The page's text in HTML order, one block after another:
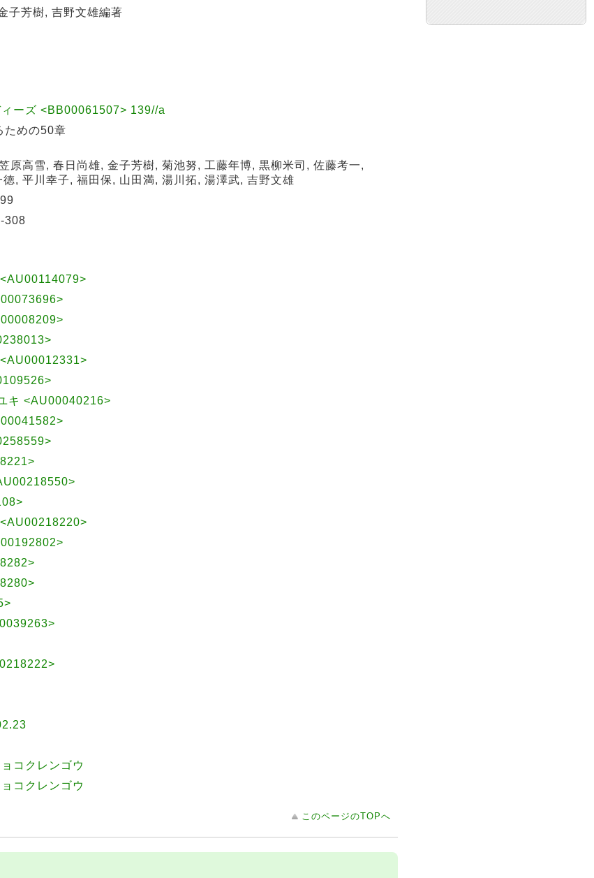
子芳樹, 吉野文雄編著
ーズ <BB00061507> 139//a
ための50章
原高雪, 春日尚雄, 金子芳樹, 菊池努, 工藤年博, 黒柳米司, 佐藤考一,
, 平川幸子, 福田保, 山田満, 湯川拓, 湯澤武, 吉野文雄
308
キ <AU00040216>
コクレンゴウ
コクレンゴウ
このページのTOPへ